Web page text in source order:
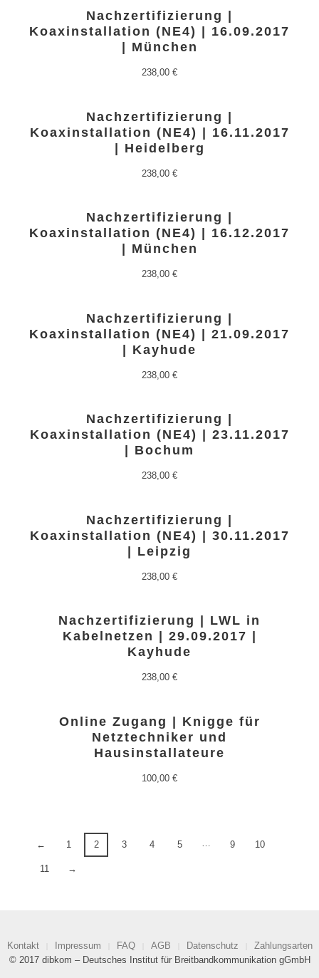
Nachzertifizierung |
Koaxinstallation (NE4) | 16.09.2017
| München
238,00 €
Nachzertifizierung |
Koaxinstallation (NE4) | 16.11.2017
| Heidelberg
238,00 €
Nachzertifizierung |
Koaxinstallation (NE4) | 16.12.2017
| München
238,00 €
Nachzertifizierung |
Koaxinstallation (NE4) | 21.09.2017
| Kayhude
238,00 €
Nachzertifizierung |
Koaxinstallation (NE4) | 23.11.2017
| Bochum
238,00 €
Nachzertifizierung |
Koaxinstallation (NE4) | 30.11.2017
| Leipzig
238,00 €
Nachzertifizierung | LWL in
Kabelnetzen | 29.09.2017 |
Kayhude
238,00 €
Online Zugang | Knigge für
Netztechniker und
Hausinstallateure
100,00 €
← 1 2 3 4 5 … 9 10
11 →
Kontakt Impressum FAQ AGB Datenschutz
Zahlungsarten
© 2017 dibkom – Deutsches Institut für Breitbandkommunikation gGmbH